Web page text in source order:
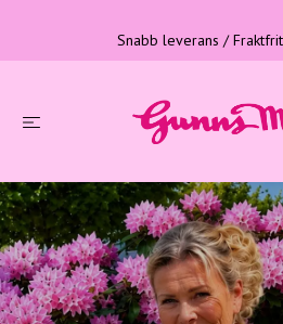
Snabb leverans /